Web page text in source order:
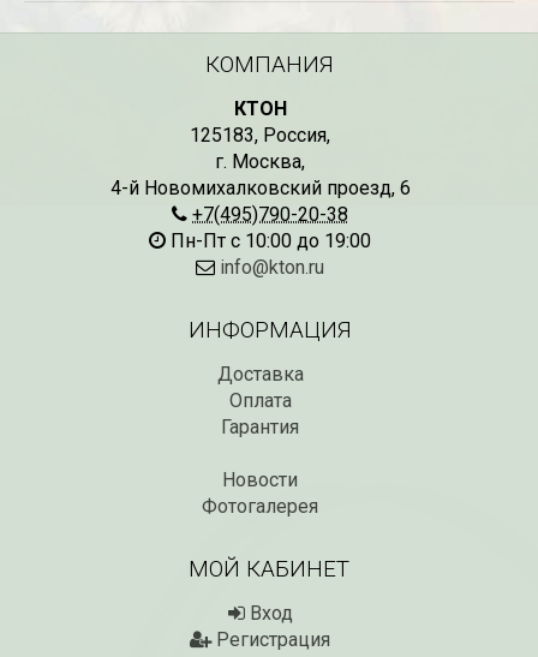
КОМПАНИЯ
КТОН
125183, Россия,
г. Москва,
4-й Новомихалковский проезд, 6
+7(495)790-20-38
Пн-Пт с 10:00 до 19:00
info@kton.ru
ИНФОРМАЦИЯ
Доставка
Оплата
Гарантия
Новости
Фотогалерея
МОЙ КАБИНЕТ
Вход
Регистрация